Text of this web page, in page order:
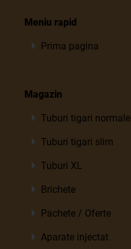
Meniu rapid
Prima pagina
Magazin
Tuburi tigari normale
Tuburi tigari slim
Tuburi XL
Brichete
Pachete / Oferte
Aparate injectat